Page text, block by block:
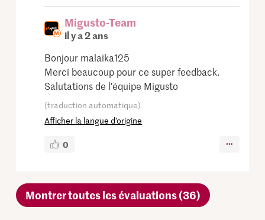
Migusto-Team
il y a 2 ans
Bonjour malaika125
Merci beaucoup pour ce super feedback.
Salutations de l'équipe Migusto
(traduction automatique)
Afficher la langue d’origine
0
Montrer toutes les évaluations (36)